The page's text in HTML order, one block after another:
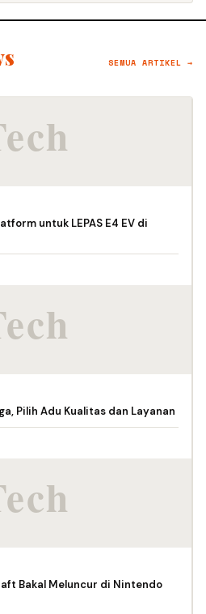
SEMUA ARTIKEL →
untuk LEPAS E4 EV di
Pilih Adu Kualitas dan Layanan
Bakal Meluncur di Nintendo